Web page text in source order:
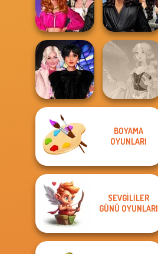
School Style
Cha...
Billie's Weekly
Planner
Fashion Wars
Monochrome Vs
Rai...
Star Wars
Interstellar
Romance
Wednesday
Besties Fun Day
BOYAMA
OYUNLARI
SEVGILILER
GÜNÜ OYUNLARI